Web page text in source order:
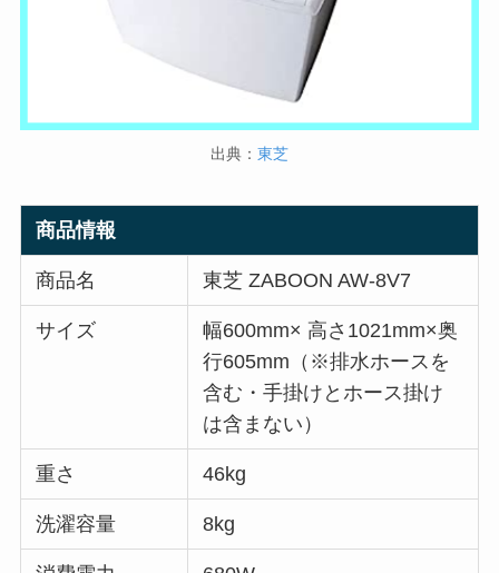
出典： 東芝
商品情報
商品名 東芝 ZABOON AW-8V7
サイズ
幅600mm× 高さ1021mm×奥
行605mm（※排水ホースを
含む・手掛けとホース掛け
は含まない）
重さ 46kg
洗濯容量 8kg